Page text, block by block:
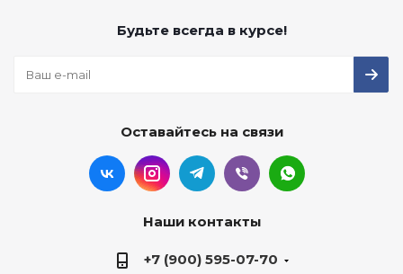
Будьте всегда в курсе!
Оставайтесь на связи
Наши контакты
+7 (900) 595-07-70